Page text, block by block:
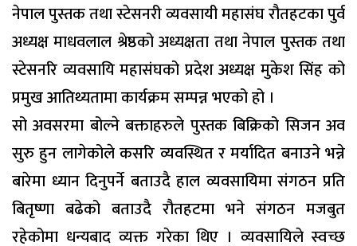
नेपाल पुस्तक तथा स्टेसनरी व्यवसायी महासंघ रौतहटका पुर्व
अध्यक्ष माधवलाल श्रेष्ठको अध्यक्षता तथा नेपाल पुस्तक तथा
स्टेसनरि व्यवसायि महासंघको प्रदेश अध्यक्ष मुकेश सिंह को
प्रमुख आतिथ्यतामा कार्यक्रम सम्पन्न भएको हो ।
सो अवसरमा बोल्ने बक्ताहरुले पुस्तक बिक्रिको सिजन अव
सुरु हुन लागेकोले कसरि व्यवस्थित र मर्यादित बनाउने भन्ने
बारेमा ध्यान दिनुपर्ने बताउदै हाल व्यवसायिमा संगठन प्रति
बितृष्णा बढेको बताउदै रौतहटमा भने संगठन मजबुत
रहेकोमा धन्यबाद व्यक्त गरेका थिए । व्यवसायिले स्वच्छ